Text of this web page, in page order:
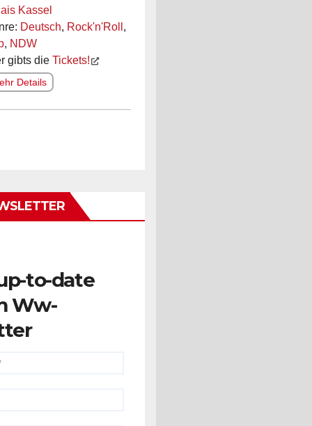
Kassel
Deutsch, Rock'n'Roll ,
, NDW
gibts die Tickets!
Details
to-date
Ww-